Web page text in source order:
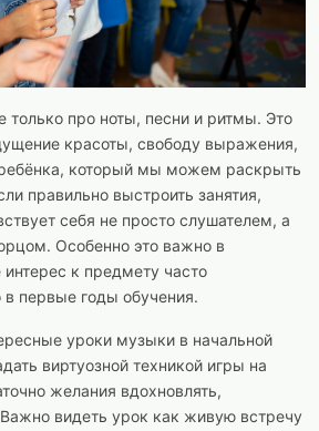
про ноты, песни и ритмы. Это
красоты, свободу выражения,
который мы можем раскрыть
правильно выстроить занятия,
себя не просто слушателем, а
Особенно это важно в
к предмету часто
первые годы обучения.
уроки музыки в начальной
виртуозной техникой игры на
желания вдохновлять,
Важно видеть урок как живую встречу